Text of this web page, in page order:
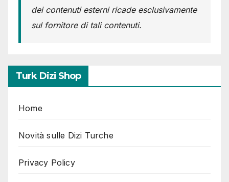
dei contenuti esterni ricade esclusivamente
sul fornitore di tali contenuti.
Turk Dizi Shop
Home
Novità sulle Dizi Turche
Privacy Policy